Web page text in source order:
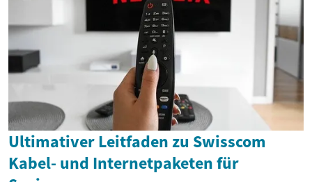
Ultimativer Leitfaden zu Swisscom
Kabel- und Internetpaketen für